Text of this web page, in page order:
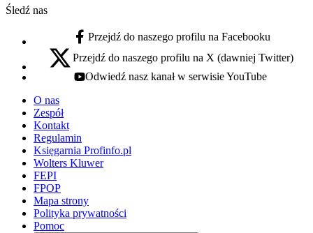
Śledź nas
facebook - otwiera się w nowej karcie
Przejdź do naszego profilu na Facebooku
x - otwiera się w nowej karcie
Przejdź do naszego profilu na X (dawniej Twitter)
youtube - otwiera się w nowej karcie
Odwiedź nasz kanał w serwisie YouTube
O nas
Zespół
Kontakt
Regulamin
Księgarnia Profinfo.pl
Wolters Kluwer
FEPI
FPOP
Mapa strony
Polityka prywatności
Pomoc